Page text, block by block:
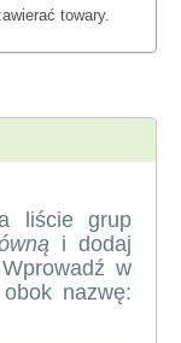
towary.
liście grup
i dodaj
w
nazwę: